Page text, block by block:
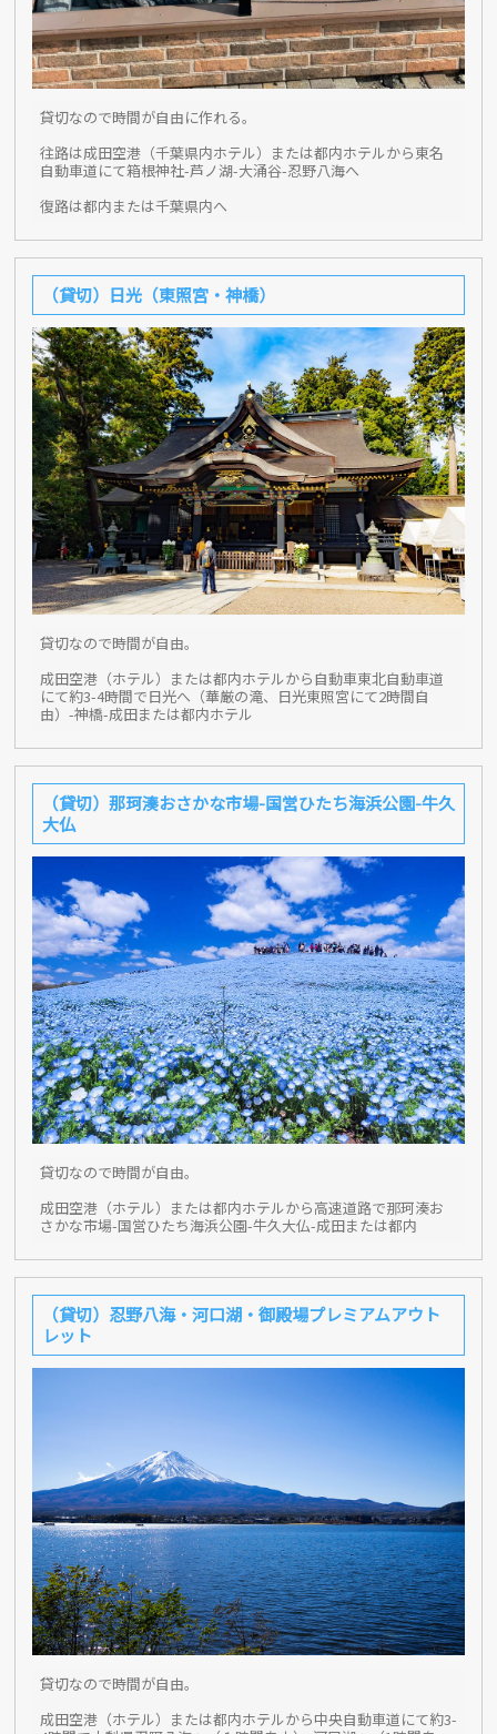
貸切なので時間が自由に作れる。
往路は成田空港（千葉県内ホテル）または都内ホテルから東名
自動車道にて箱根神社-芦ノ湖-大涌谷-忍野八海へ
復路は都内または千葉県内へ
（貸切）日光（東照宮・神橋）
貸切なので時間が自由。
成田空港（ホテル）または都内ホテルから自動車東北自動車道
にて約3-4時間で日光へ（華厳の滝、日光東照宮にて2時間自
由）-神橋-成田または都内ホテル
（貸切）那珂湊おさかな市場-国営ひたち海浜公園-牛久
大仏
貸切なので時間が自由。
成田空港（ホテル）または都内ホテルから高速道路で那珂湊お
さかな市場-国営ひたち海浜公園-牛久大仏-成田または都内
（貸切）忍野八海・河口湖・御殿場プレミアムアウト
レット
貸切なので時間が自由。
成田空港（ホテル）または都内ホテルから中央自動車道にて約3-